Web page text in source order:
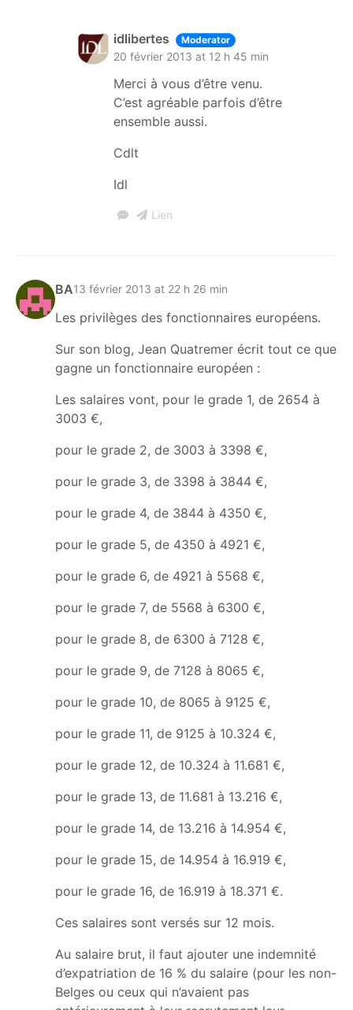
idlibertes Moderator
20 février 2013 at 12 h 45 min
Merci à vous d’être venu.
C’est agréable parfois d’être
ensemble aussi.
Cdlt
Idl
Lien
BA13 février 2013 at 22 h 26 min
Les privilèges des fonctionnaires européens.
Sur son blog, Jean Quatremer écrit tout ce que
gagne un fonctionnaire européen :
Les salaires vont, pour le grade 1, de 2654 à
3003 €,
pour le grade 2, de 3003 à 3398 €,
pour le grade 3, de 3398 à 3844 €,
pour le grade 4, de 3844 à 4350 €,
pour le grade 5, de 4350 à 4921 €,
pour le grade 6, de 4921 à 5568 €,
pour le grade 7, de 5568 à 6300 €,
pour le grade 8, de 6300 à 7128 €,
pour le grade 9, de 7128 à 8065 €,
pour le grade 10, de 8065 à 9125 €,
pour le grade 11, de 9125 à 10.324 €,
pour le grade 12, de 10.324 à 11.681 €,
pour le grade 13, de 11.681 à 13.216 €,
pour le grade 14, de 13.216 à 14.954 €,
pour le grade 15, de 14.954 à 16.919 €,
pour le grade 16, de 16.919 à 18.371 €.
Ces salaires sont versés sur 12 mois.
Au salaire brut, il faut ajouter une indemnité
d’expatriation de 16 % du salaire (pour les non-
Belges ou ceux qui n’avaient pas